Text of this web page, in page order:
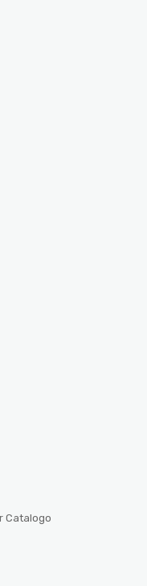
Catalogo